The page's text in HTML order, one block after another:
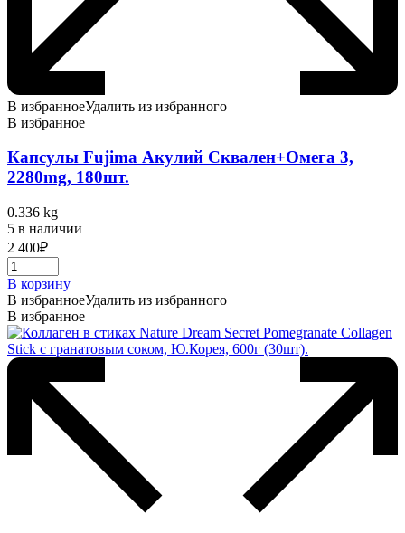
В избранноеУдалить из избранного
В избранное
Капсулы Fujima Акулий Сквален+Омега 3,
2280mg, 180шт.
0.336 kg
5 в наличии
2 400₽
В корзину
В избранноеУдалить из избранного
В избранное